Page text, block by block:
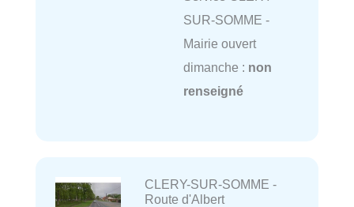
SUR-SOMME -
Mairie ouvert
dimanche : non
renseigné
CLERY-SUR-SOMME -
Route d'Albert